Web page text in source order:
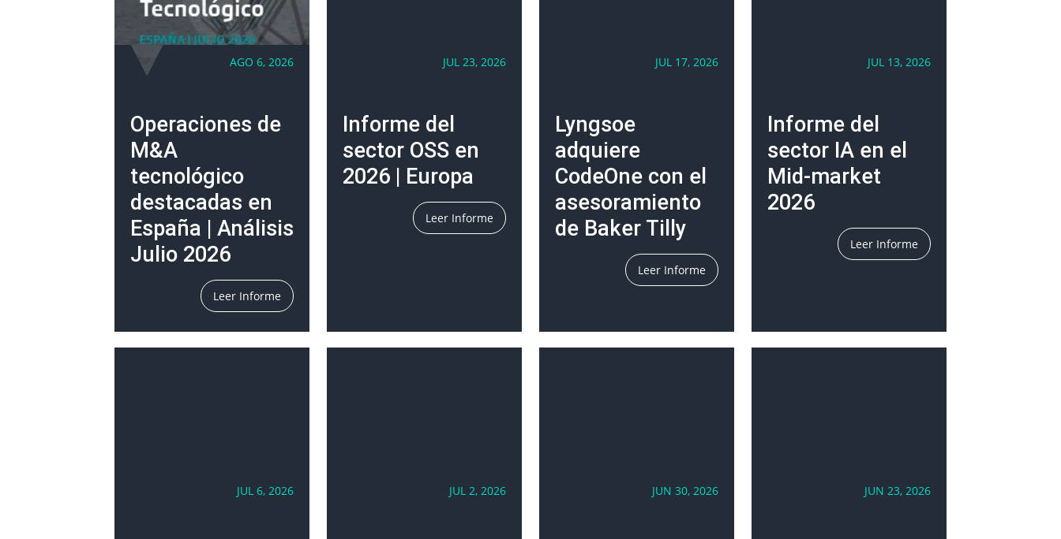
AGO 6, 2026
Operaciones de
M&A
tecnológico
destacadas en
España | Análisis
Julio 2026
Leer Informe
JUL 23, 2026
Informe del
sector OSS en
2026 | Europa
Leer Informe
JUL 17, 2026
Lyngsoe
adquiere
CodeOne con el
asesoramiento
de Baker Tilly
Leer Informe
JUL 13, 2026
Informe del
sector IA en el
Mid-market
2026
Leer Informe
JUL 6, 2026 JUL 2, 2026 JUN 30, 2026 JUN 23, 2026